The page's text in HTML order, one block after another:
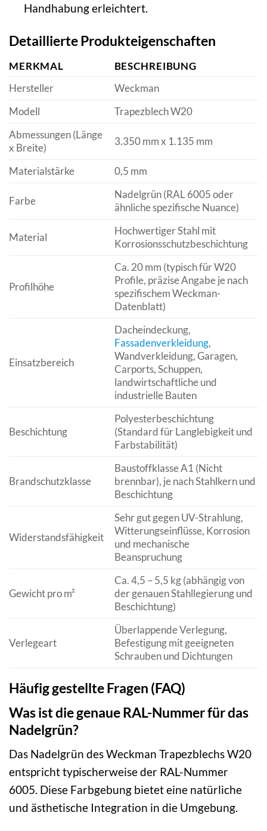
Handhabung erleichtert.
Detaillierte Produkteigenschaften
MERKMAL
BESCHREIBUNG
Hersteller
Weckman
Modell
Trapezblech W20
Abmessungen (Länge
x Breite)
3.350 mm x 1.135 mm
Materialstärke 0,5 mm
Farbe
Nadelgrün (RAL 6005 oder
ähnliche spezifische Nuance)
Material
Hochwertiger Stahl mit
Korrosionsschutzbeschichtung
Profilhöhe
Ca. 20 mm (typisch für W20
Profile, präzise Angabe je nach
spezifischem Weckman-
Datenblatt)
Einsatzbereich
Dacheindeckung,
Fassadenverkleidung,
Wandverkleidung, Garagen,
Carports, Schuppen,
landwirtschaftliche und
industrielle Bauten
Beschichtung
Polyesterbeschichtung
(Standard für Langlebigkeit und
Farbstabilität)
Brandschutzklasse
Baustoffklasse A1 (Nicht
brennbar), je nach Stahlkern und
Beschichtung
Widerstandsfähigkeit
Sehr gut gegen UV-Strahlung,
Witterungseinflüsse, Korrosion
und mechanische
Beanspruchung
Gewicht pro m²
Ca. 4,5 – 5,5 kg (abhängig von
der genauen Stahllegierung und
Beschichtung)
Verlegeart
Überlappende Verlegung,
Befestigung mit geeigneten
Schrauben und Dichtungen
Häufig gestellte Fragen (FAQ)
Was ist die genaue RAL-Nummer für das
Nadelgrün?
Das Nadelgrün des Weckman Trapezblechs W20
entspricht typischerweise der RAL-Nummer
6005. Diese Farbgebung bietet eine natürliche
und ästhetische Integration in die Umgebung.